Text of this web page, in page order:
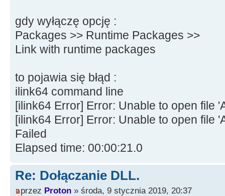
gdy wyłączę opcję :
Packages >> Runtime Packages >>
Link with runtime packages
to pojawia się błąd :
ilink64 command line
[ilink64 Error] Error: Unable to open file
[ilink64 Error] Error: Unable to open file
Failed
Elapsed time: 00:00:21.0
Re: Dołączanie DLL.
przez Proton » środa, 9 stycznia 2019, 20:37